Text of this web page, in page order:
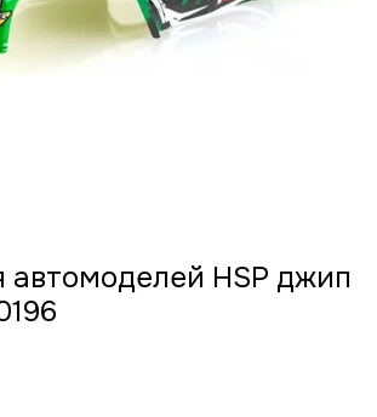
автомоделей HSP джип